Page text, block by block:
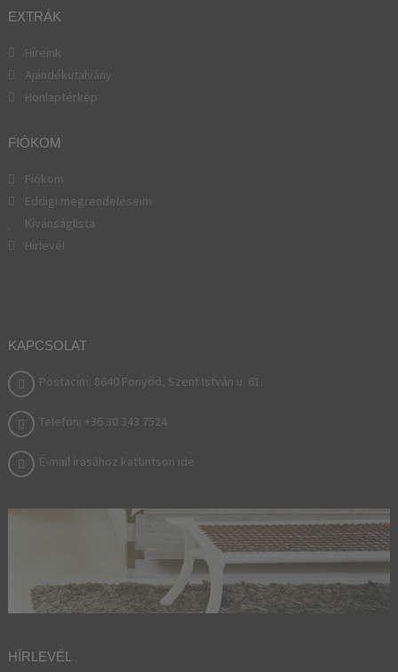
EXTRÁK
Híreink
Ajándékutalvány
Honlaptérkép
FIÓKOM
Fiókom
Eddigi megrendeléseim
Kívánságlista
Hírlevél
KAPCSOLAT
Postacím: 8640 Fonyód, Szent István u. 61.
Telefon: +36 30 343 7524
E-mail írásához kattintson ide
HÍRLEVÉL